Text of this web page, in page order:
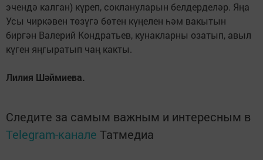
эчендә калган) күреп, соклануларын белдерделәр. Яңа
Усы чиркәвен төзүгә бөтен күңелен һәм вакытын
биргән Валерий Кондратьев, кунакларны озатып, авыл
күген яңгыратып чаң какты.
Лилия Шәймиева.
Следите за самым важным и интересным в
Telegram-канале Татмедиа